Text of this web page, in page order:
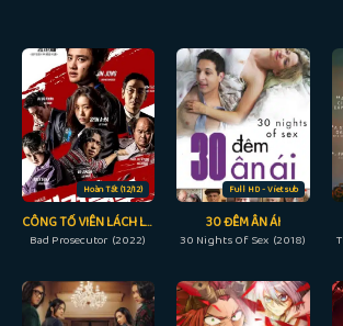
Hoàn Tất (12/12)
CÔNG TỐ VIÊN LÁCH LUẬT
Bad Prosecutor (2022)
Full HD - Vietsub
30 ĐÊM ÂN ÁI
30 Nights Of Sex (2018)